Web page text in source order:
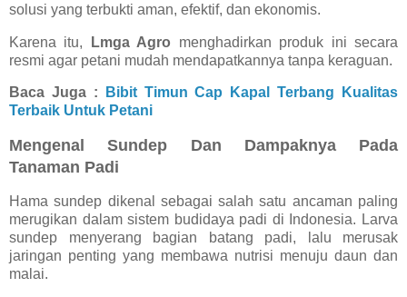
solusi yang terbukti aman, efektif, dan ekonomis.
Karena itu, Lmga Agro menghadirkan produk ini secara
resmi agar petani mudah mendapatkannya tanpa keraguan.
Baca Juga :
Bibit Timun Cap Kapal Terbang Kualitas
Terbaik Untuk Petani
Mengenal Sundep Dan Dampaknya Pada
Tanaman Padi
Hama sundep dikenal sebagai salah satu ancaman paling
merugikan dalam sistem budidaya padi di Indonesia. Larva
sundep menyerang bagian batang padi, lalu merusak
jaringan penting yang membawa nutrisi menuju daun dan
malai.